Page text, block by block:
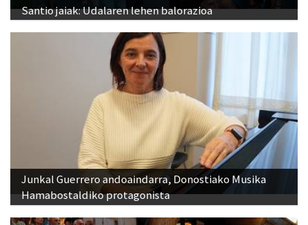
Santio jaiak: Udalaren lehen balorazioa
Junkal Guerrero andoaindarra, Donostiako Musika
Hamabostaldiko protagonista